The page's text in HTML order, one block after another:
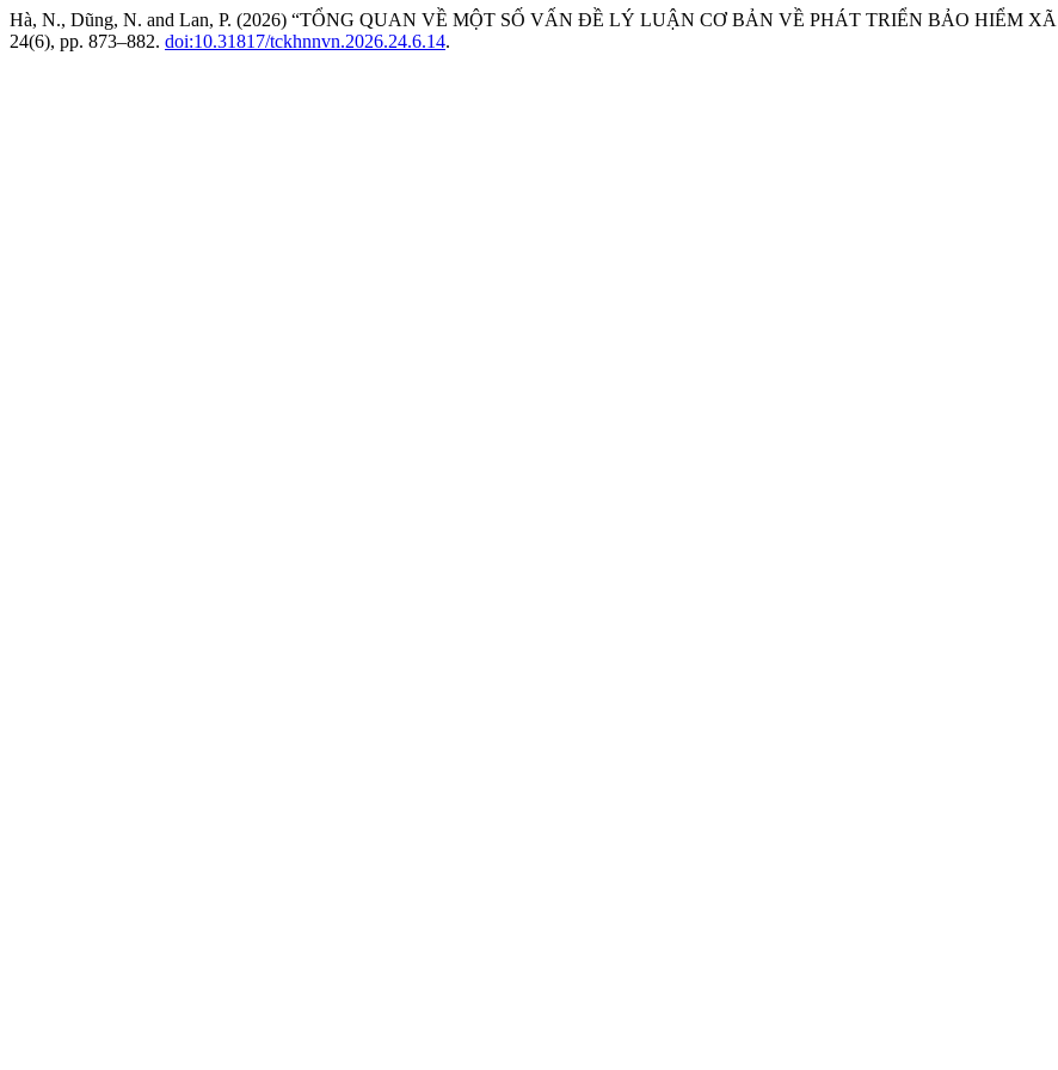
Hà, N., Dũng, N. and Lan, P. (2026) “TỔNG QUAN VỀ MỘT SỐ VẤN ĐỀ LÝ LUẬN CƠ BẢN VỀ PHÁT TRIỂN BẢO HIỂM
24(6), pp. 873–882. doi:10.31817/tckhnnvn.2026.24.6.14.